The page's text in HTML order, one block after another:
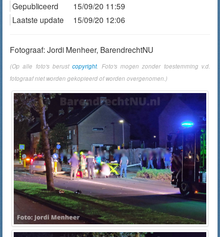
Gepubliceerd
15/09/20 11:59
Laatste update
15/09/20 12:06
Fotograaf: Jordi Menheer, BarendrechtNU
(Op alle foto's berustcopyright. Foto's mogen zonder toestemming v.d.
fotograaf niet worden gekopieerd of worden overgenomen.)